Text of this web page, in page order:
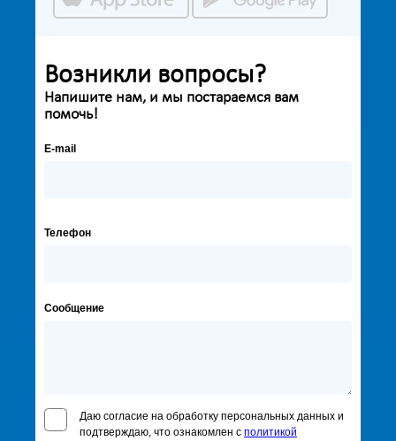
Возникли вопросы?
Напишите нам, и мы постараемся вам
помочь!
E-mail
Телефон
Сообщение
Даю согласие на обработку персональных данных и
подтверждаю, что ознакомлен с политикой